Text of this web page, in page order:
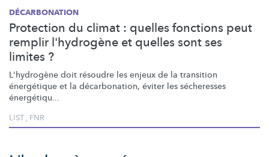
DÉCARBONATION
Protection du climat : quelles fonctions peut
remplir l'hydrogène et quelles sont ses
limites ?
L'hydrogène doit résoudre les enjeux de la transition
énergétique et la décarbonation, éviter les sécheresses
énergétiqu...
LIST, FNR